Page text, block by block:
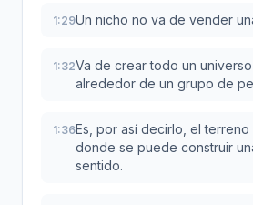
1:29Un nicho no va de vender
1:32Va de crear todo un
alrededor de un grupo de
1:36Es, por así decirlo, el
donde se puede construir
sentido.